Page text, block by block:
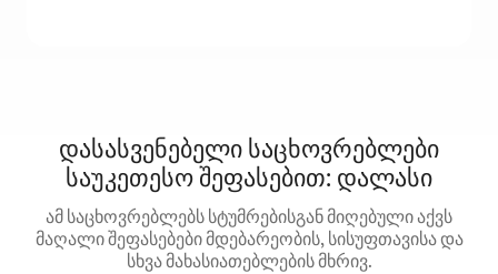
დასასვენებელი საცხოვრებლები
საუკეთესო შეფასებით: დალასი
ამ საცხოვრებლებს სტუმრებისგან მიღებული აქვს
მაღალი შეფასებები მდებარეობის, სისუფთავისა და
სხვა მახასიათებლების მხრივ.